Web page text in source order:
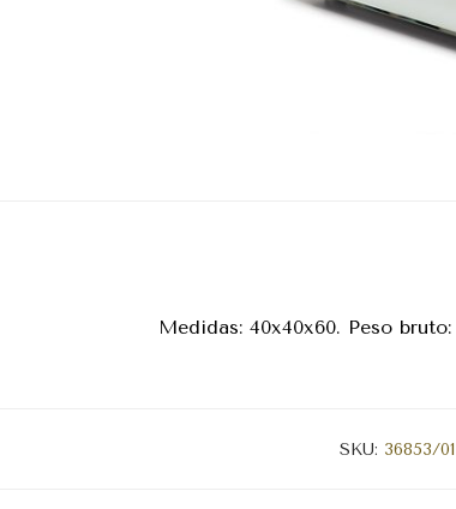
Medidas: 40x40x60. Peso
SKU: 36853/01